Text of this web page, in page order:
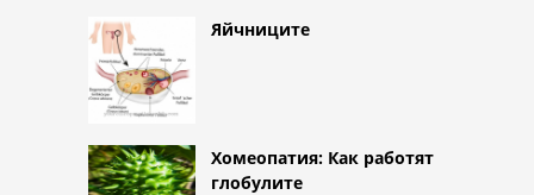
Яйчниците
Хомеопатия: Как работят
глобулите